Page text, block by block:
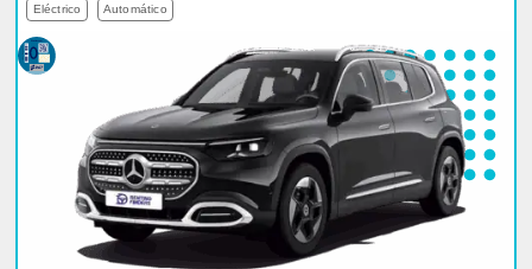
Eléctrico Automático